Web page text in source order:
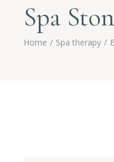
Spa
Home Spa therapy